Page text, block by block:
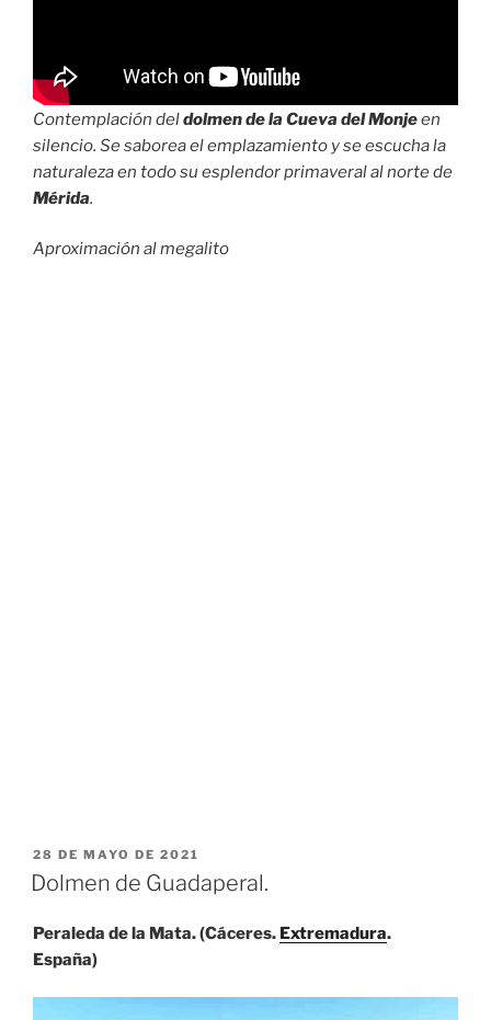
Contemplación deldolmen de la Cueva del Monjeen
silencio. Se saborea el emplazamiento y se escucha la
naturaleza en todo su esplendor primaveral al norte de
Mérida.
Aproximación al megalito
PUBLICADO
EL
28 DE MAYO DE 2021
Dolmen de Guadaperal.
Peraleda de la Mata. (Cáceres. Extremadura.
España)